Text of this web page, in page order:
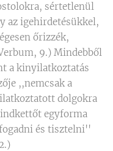
sértetlenül
az igehirdetésükkel,
őrizzék,
9.) Mindebből
a kinyilatkoztatás
,,nemcsak a
dolgokra
egyforma
és tisztelni''